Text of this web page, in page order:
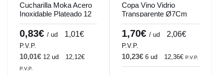
Cucharilla Moka Acero
Inoxidable Plateado 12
Cm Tulip Pro.mundi
0,83€ / ud 1,01€
P.V.P.
10,01€ 12 ud 12,12€
P.V.P.
Copa Vino Vidrio
Transparente Ø7Cm
H20.7Cm 35Cl Lidia
Pro.mundi
1,70€ / ud 2,06€
P.V.P.
10,23€ 6 ud 12,36€ P.V.P.